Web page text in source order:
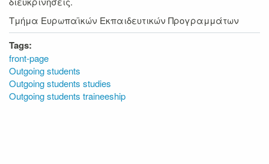
Τμήμα Ευρωπαϊκών Εκπαιδευτικών Προγραμμάτων
Tags:
front-page
Outgoing students
Outgoing students studies
Outgoing students traineeship